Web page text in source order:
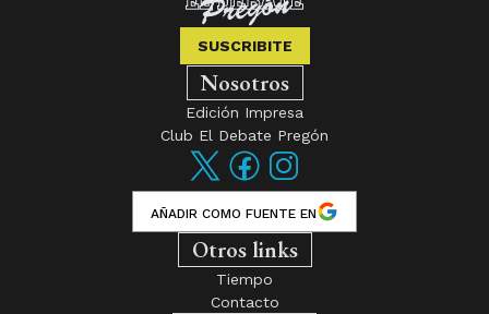
SUSCRIBITE
Nosotros
Edición Impresa
Club El Debate Pregón
AÑADIR COMO FUENTE EN
Otros links
Tiempo
Contacto